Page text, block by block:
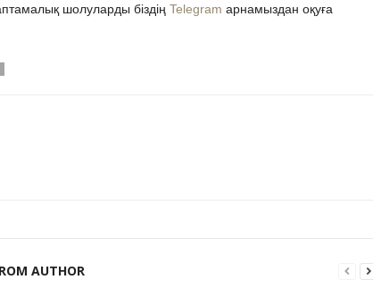
шолуларды біздің Telegram арнамыздан оқуға
AUTHOR